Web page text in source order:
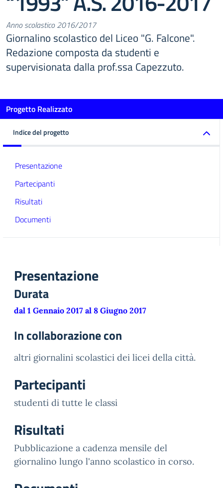
Anno scolastico 2016/2017
Giornalino scolastico del Liceo "G. Falcone".
Redazione composta da studenti e
supervisionata dalla prof.ssa Capezzuto.
Progetto Realizzato
Indice del progetto
Presentazione
Partecipanti
Risultati
Documenti
Presentazione
Durata
dal 1 Gennaio 2017 al 8 Giugno 2017
In collaborazione con
altri giornalini scolastici dei licei della città.
Partecipanti
studenti di tutte le classi
Risultati
Pubblicazione a cadenza mensile del
giornalino lungo l'anno scolastico in corso.